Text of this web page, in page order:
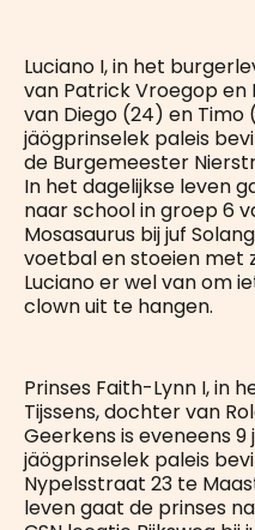
Luciano I, in het
van Patrick Vroegop en
van Diego (24) en Timo
jäögprinselek paleis
de Burgemeester
In het dagelijkse leven
naar school in groep 6
Mosasaurus bij juf
voetbal en stoeien met
Luciano er wel van om
clown uit te hangen.
Prinses Faith-Lynn I, in
Tijssens, dochter van
Geerkens is eveneens 9
jäögprinselek paleis
Nypelsstraat 23 te
leven gaat de prinses